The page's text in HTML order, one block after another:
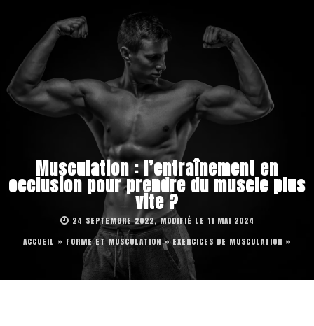
Musculation : l’entraînement en
occlusion pour prendre du muscle plus
vite ?
24 SEPTEMBRE 2022, MODIFIÉ LE 11 MAI 2024
ACCUEIL » FORME ET MUSCULATION»EXERCICES DE MUSCULATION »